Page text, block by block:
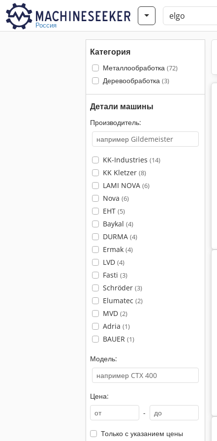
Россия
Категория
Металлообработка (72)
Деревообработка (3)
Детали машины
Производитель:
KK-Industries (14)
KK Kletzer (8)
LAMI NOVA (6)
Nova (6)
EHT (5)
Baykal (4)
DURMA (4)
Ermak (4)
LVD (4)
Fasti (3)
Schröder (3)
Elumatec (2)
MVD (2)
Adria (1)
BAUER (1)
Модель:
Цена:
-
Только с указанием цены